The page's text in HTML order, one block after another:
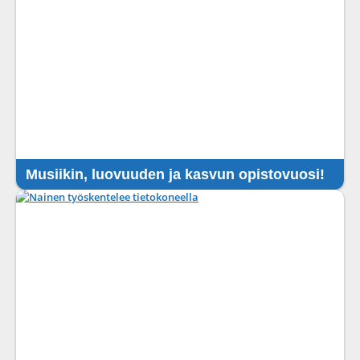
Musiikin, luovuuden ja kasvun opistovuosi!